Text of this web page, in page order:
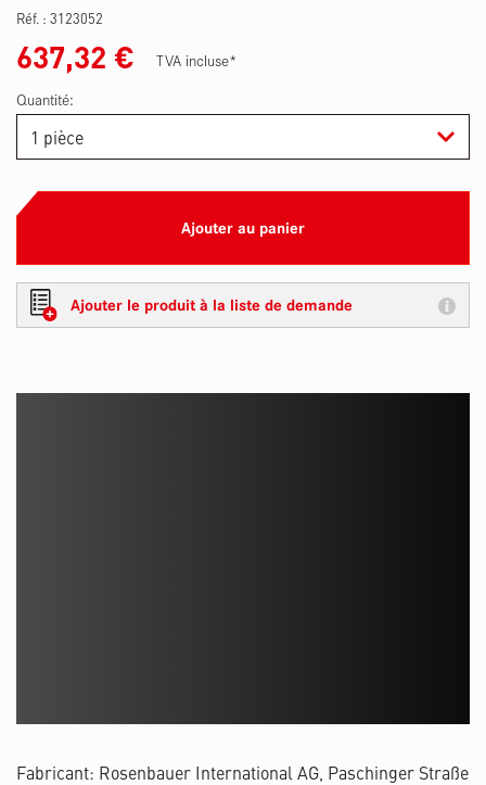
Réf. : 3123052
637,32 €
TVA incluse*
Quantité:
Ajouter au panier
Ajouter le produit à la liste de demande
Fabricant: Rosenbauer International AG, Paschinger Straße